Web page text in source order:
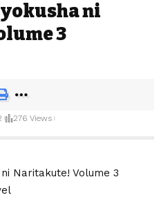
ni
3
276 Views